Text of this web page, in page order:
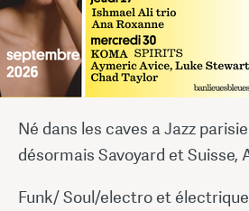
Né dans les caves a Jazz
désormais Savoyard et Suisse,
Funk/ Soul/electro et